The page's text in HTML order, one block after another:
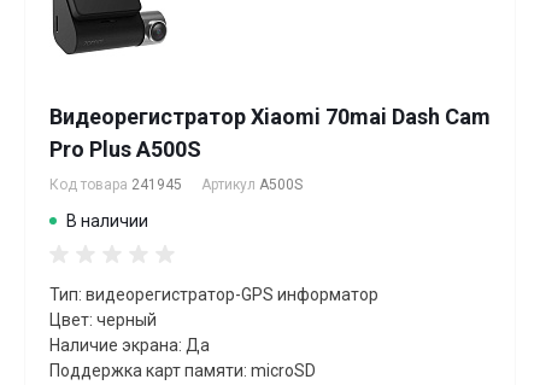
Видеорегистратор Xiaomi 70mai Dash Cam
Pro Plus A500S
Код товара 241945 Артикул A500S
В наличии
Тип: видеорегистратор-GPS информатор
Цвет: черный
Наличие экрана: Да
Поддержка карт памяти: microSD